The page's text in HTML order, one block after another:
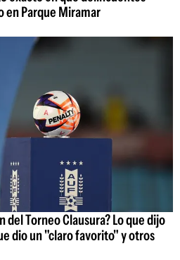
en Parque Miramar
del Torneo Clausura? Lo que dijo
dio un "claro favorito" y otros